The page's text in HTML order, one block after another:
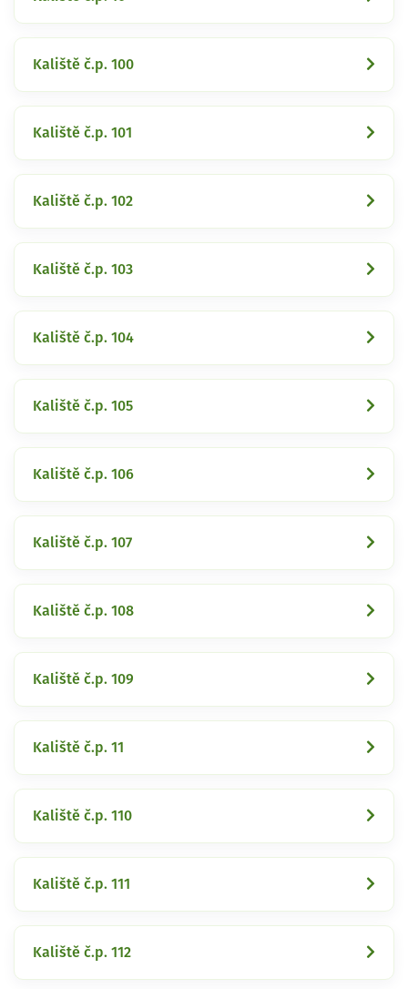
Kaliště č.p. 100
Kaliště č.p. 101
Kaliště č.p. 102
Kaliště č.p. 103
Kaliště č.p. 104
Kaliště č.p. 105
Kaliště č.p. 106
Kaliště č.p. 107
Kaliště č.p. 108
Kaliště č.p. 109
Kaliště č.p. 11
Kaliště č.p. 110
Kaliště č.p. 111
Kaliště č.p. 112